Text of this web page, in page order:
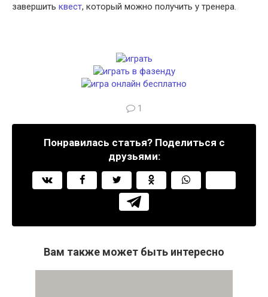
завершить квест, который можно получить у тренера.
1
Понравилась статья? Поделиться с
друзьями:
Вам также может быть интересно